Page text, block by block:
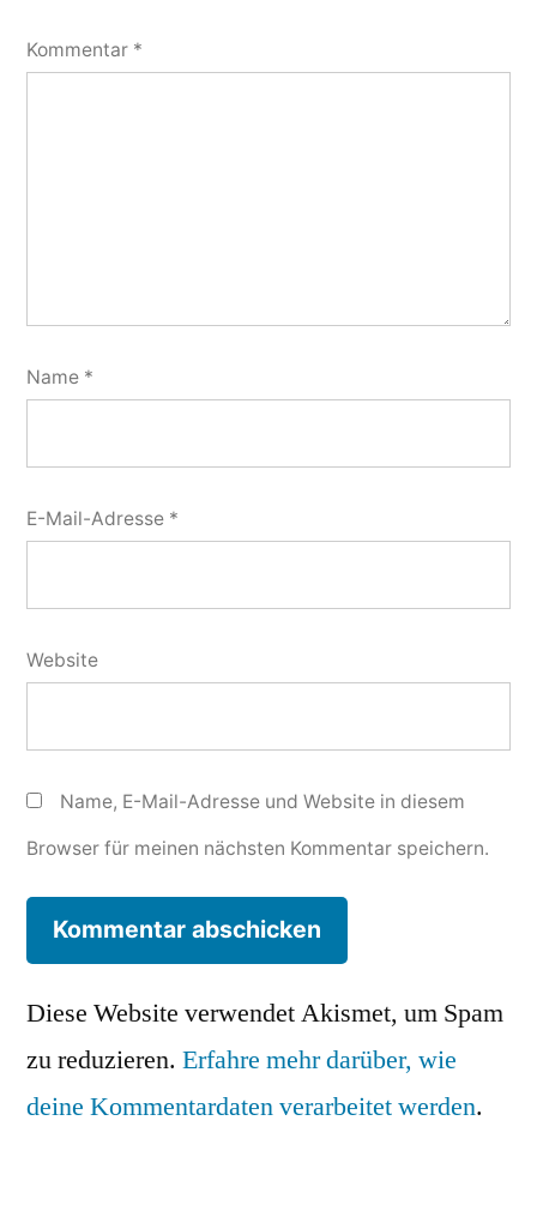
Kommentar *
Name *
E-Mail-Adresse *
Website
Name, E-Mail-Adresse und Website in diesem
Browser für meinen nächsten Kommentar speichern.
Diese Website verwendet Akismet, um Spam
zu reduzieren. Erfahre mehr darüber, wie
deine Kommentardaten verarbeitet werden.